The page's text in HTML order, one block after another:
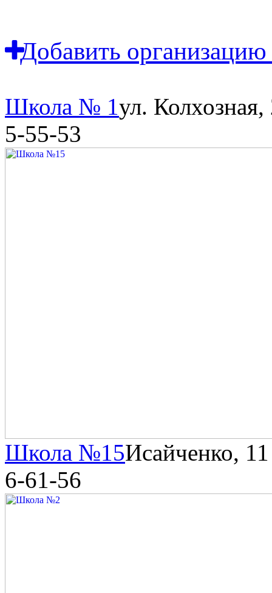
Добавить организацию
Школа № 1ул. Колхозная,
5-55-53
Школа №15Исайченко, 11
6-61-56